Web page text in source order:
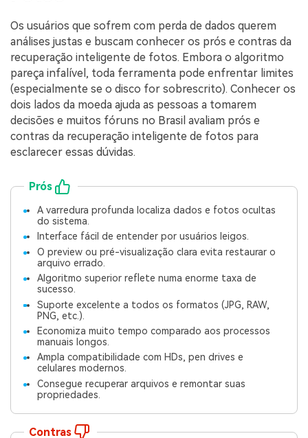
Os usuários que sofrem com perda de dados querem
análises justas e buscam conhecer os prós e contras da
recuperação inteligente de fotos. Embora o algoritmo
pareça infalível, toda ferramenta pode enfrentar limites
(especialmente se o disco for sobrescrito). Conhecer os
dois lados da moeda ajuda as pessoas a tomarem
decisões e muitos fóruns no Brasil avaliam prós e
contras da recuperação inteligente de fotos para
esclarecer essas dúvidas.
Prós
A varredura profunda localiza dados e fotos ocultas
do sistema.
Interface fácil de entender por usuários leigos.
O preview ou pré-visualização clara evita restaurar o
arquivo errado.
Algoritmo superior reflete numa enorme taxa de
sucesso.
Suporte excelente a todos os formatos (JPG, RAW,
PNG, etc.).
Economiza muito tempo comparado aos processos
manuais longos.
Ampla compatibilidade com HDs, pen drives e
celulares modernos.
Consegue recuperar arquivos e remontar suas
propriedades.
Contras